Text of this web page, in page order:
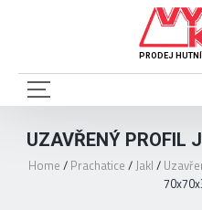
PRODEJ
UZAVŘENÝ PROFIL
Home / Prachatice /Jakl /